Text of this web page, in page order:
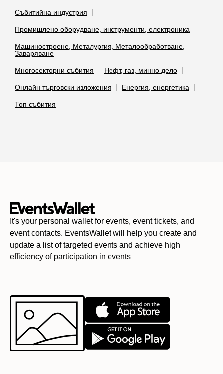
Събитийна индустрия
Промишлено оборудване, инструменти, електроника
Машиностроене, Металургия, Металообработване,
Заваряване
Многосекторни събития Нефт, газ, минно дело
Онлайн търговски изложения Енергия, енергетика
Топ събития
It's your personal wallet for events, event tickets, and
event contacts. EventsWallet will help you create and
update a list of targeted events and achieve high
efficiency of participation in events